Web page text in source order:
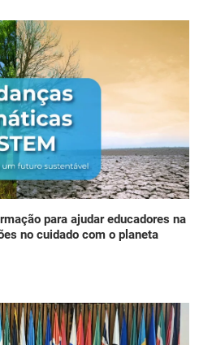
para ajudar educadores na
no cuidado com o planeta